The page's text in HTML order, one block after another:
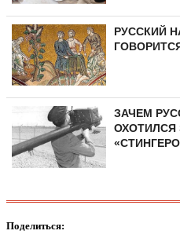
РУССКИЙ
ЗАЧЕМ
ОХОТИЛСЯ
Поделиться: